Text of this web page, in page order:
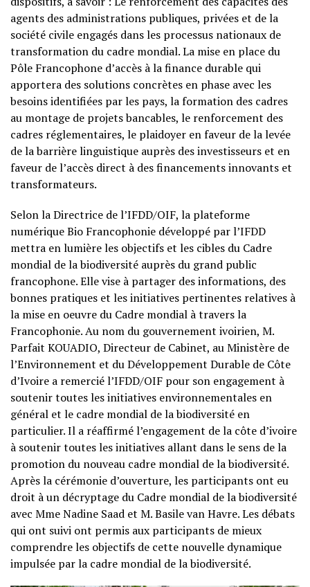
agents des administrations publiques, privées et de la
société civile engagés dans les processus nationaux de
transformation du cadre mondial. La mise en place du
Pôle Francophone d’accès à la finance durable qui
apportera des solutions concrètes en phase avec les
besoins identifiées par les pays, la formation des cadres
au montage de projets bancables, le renforcement des
cadres réglementaires, le plaidoyer en faveur de la levée
de la barrière linguistique auprès des investisseurs et en
faveur de l’accès direct à des financements innovants et
transformateurs.
Selon la Directrice de l’IFDD/OIF, la plateforme
numérique Bio Francophonie développé par l’IFDD
mettra en lumière les objectifs et les cibles du Cadre
mondial de la biodiversité auprès du grand public
francophone. Elle vise à partager des informations, des
bonnes pratiques et les initiatives pertinentes relatives à
la mise en oeuvre du Cadre mondial à travers la
Francophonie. Au nom du gouvernement ivoirien, M.
Parfait KOUADIO, Directeur de Cabinet, au Ministère de
l’Environnement et du Développement Durable de Côte
d’Ivoire a remercié l’IFDD/OIF pour son engagement à
soutenir toutes les initiatives environnementales en
général et le cadre mondial de la biodiversité en
particulier. Il a réaffirmé l’engagement de la côte d’ivoire
à soutenir toutes les initiatives allant dans le sens de la
promotion du nouveau cadre mondial de la biodiversité.
Après la cérémonie d’ouverture, les participants ont eu
droit à un décryptage du Cadre mondial de la biodiversité
avec Mme Nadine Saad et M. Basile van Havre. Les débats
qui ont suivi ont permis aux participants de mieux
comprendre les objectifs de cette nouvelle dynamique
impulsée par la cadre mondial de la biodiversité.